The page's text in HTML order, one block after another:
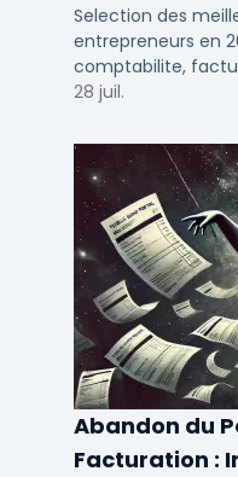
création à la
Selection des
entrepreneurs en
comptabilite,
Outils adaptes aux
28 juil.
Abandon du
Facturation :